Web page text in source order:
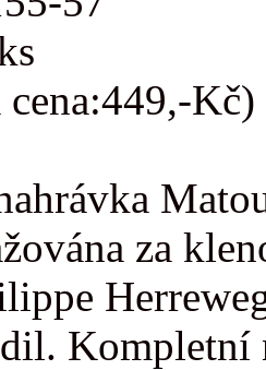
cena:449,-Kč)
za
Kompletní